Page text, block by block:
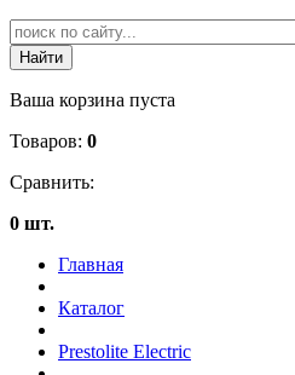
Ваша корзина пуста
Товаров: 0
Сравнить:
0 шт.
Главная
Каталог
Prestolite Electric